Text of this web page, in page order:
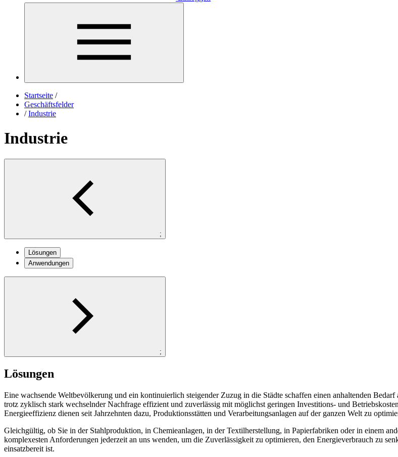
Startseite /
Geschäftsfelder
/ Industrie
Industrie
;
Lösungen
Anwendungen
;
Lösungen
Eine wachsende Weltbevölkerung und ein kontinuierlich steigender Zuzug in die Städte schaffen einen anhaltenden
trotz zyklisch stark wechselnder Nachfrage effizient und zuverlässig mit möglichst geringen Investitions- und
Energieeffizienz dienen seit Jahrzehnten dazu, Produktionsstätten und Verarbeitungsanlagen auf der ganzen Welt zu
Gleichgültig, ob Sie in der Stahlproduktion, in Chemieanlagen, in der Textilherstellung, in Papierfabriken oder in einem
komplexesten Anforderungen jederzeit an uns wenden, um die Zuverlässigkeit zu optimieren, den Energieverbrauch zu
einsatzbereit ist.